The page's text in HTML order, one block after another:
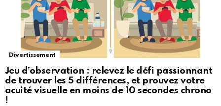
Divertissement
Jeu d’observation : relevez le défi passionnant
de trouver les 5 différences, et prouvez votre
acuité visuelle en moins de 10 secondes chrono
!